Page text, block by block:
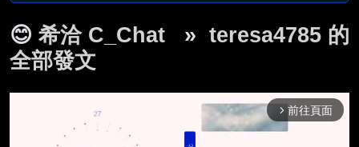
😊 希洽 C_Chat » teresa4785 的
全部發文
arrow_forward_ios 前往頁面